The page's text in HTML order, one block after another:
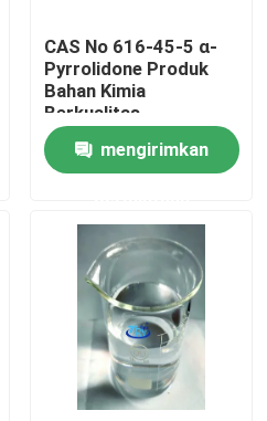
CAS No 616-45-5 α-
Pyrrolidone Produk
Bahan Kimia
Berkualitas
mengirimkan